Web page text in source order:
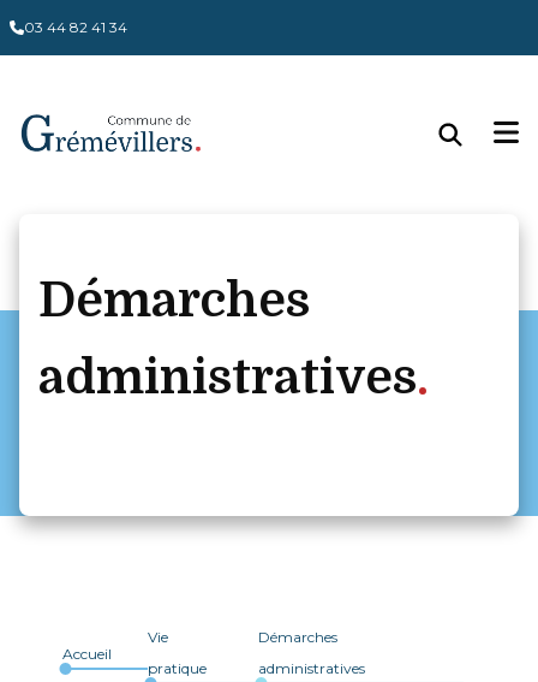
03 44 82 41 34
Démarches
administratives
Accueil
Vie
pratique
Démarches
administratives